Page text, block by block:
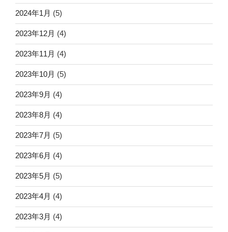
2024年1月 (5)
2023年12月 (4)
2023年11月 (4)
2023年10月 (5)
2023年9月 (4)
2023年8月 (4)
2023年7月 (5)
2023年6月 (4)
2023年5月 (5)
2023年4月 (4)
2023年3月 (4)